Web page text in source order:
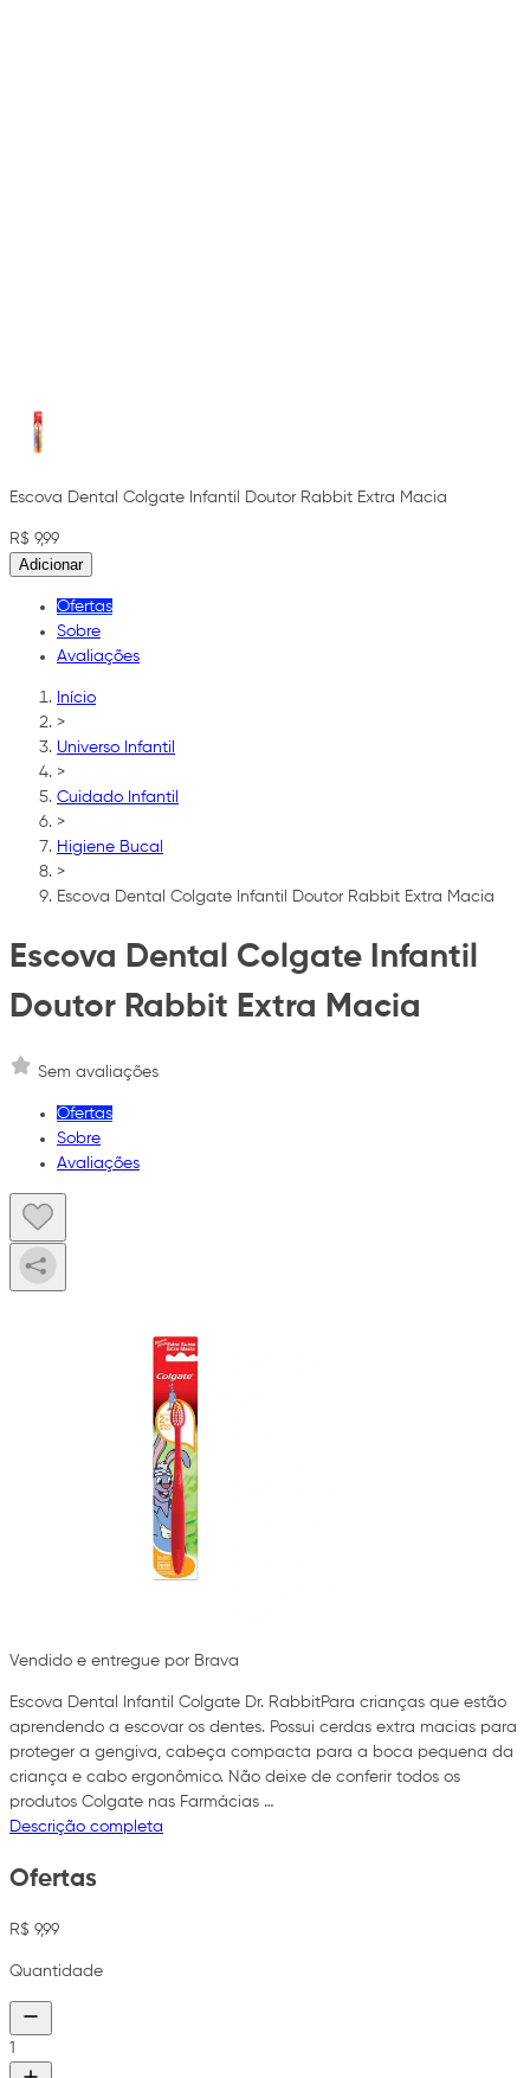
Escova Dental Colgate Infantil Doutor Rabbit Extra Macia
R$ 9,99
Adicionar
Ofertas
Sobre
Avaliações
Início
>
Universo Infantil
>
Cuidado Infantil
>
Higiene Bucal
>
Escova Dental Colgate Infantil Doutor Rabbit Extra Macia
Escova Dental Colgate Infantil
Doutor Rabbit Extra Macia
Sem avaliações
Ofertas
Sobre
Avaliações
Vendido e entregue por Brava
Escova Dental Infantil Colgate Dr. RabbitPara crianças que estão
aprendendo a escovar os dentes. Possui cerdas extra macias para
proteger a gengiva, cabeça compacta para a boca pequena da
criança e cabo ergonômico. Não deixe de conferir todos os
produtos Colgate nas Farmácias …
Descrição completa
Ofertas
R$ 9,99
Quantidade
1